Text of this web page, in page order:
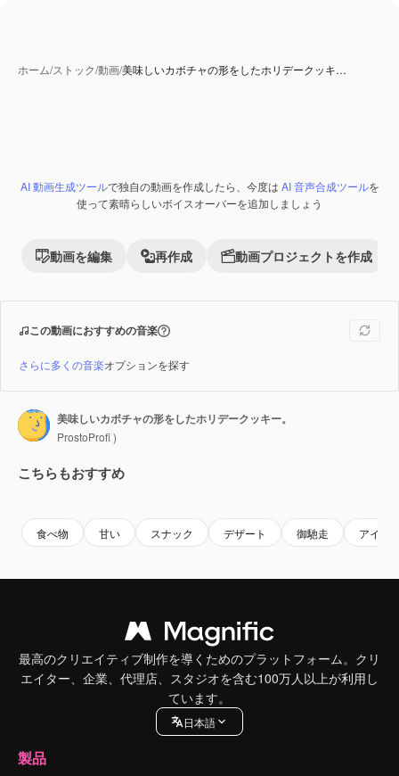
ホーム/ストック/動画/美味しいカボチャの形をしたホリデークッキ…
Premium
AI 動画生成ツールで独自の動画を作成したら、今度は AI 音声合成ツールを
使って素晴らしいボイスオーバーを追加しましょう
動画を編集 再作成 動画プロジェクトを作成
この動画におすすめの音楽
さらに多くの音楽オプションを探す
美味しいカボチャの形をしたホリデークッキー。
ProstoProfi )
こちらもおすすめ
食べ物 甘い スナック デザート 御馳走 アイシ
最高のクリエイティブ制作を導くためのプラットフォーム。クリ
エイター、企業、代理店、スタジオを含む100万人以上が利用し
ています。
日本語
製品